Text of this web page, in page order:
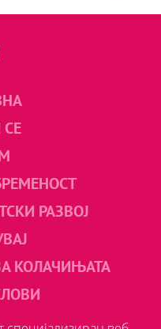
СЕ
РАЗВОЈ
КОЛАЧИЊАТА